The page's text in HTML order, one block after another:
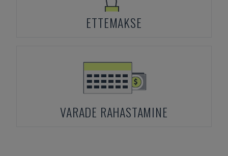
ETTEMAKSE
VARADE RAHASTAMINE